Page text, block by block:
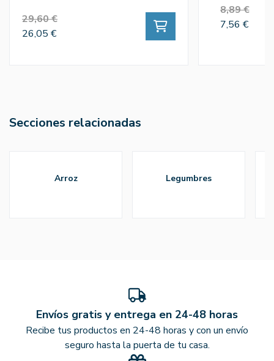
29,60 €
26,05 €
8,89 €
7,56 €
Secciones relacionadas
arroz legumbres
Envíos gratis y entrega en 24-48 horas
Recibe tus productos en 24-48 horas y con un envío
seguro hasta la puerta de tu casa.